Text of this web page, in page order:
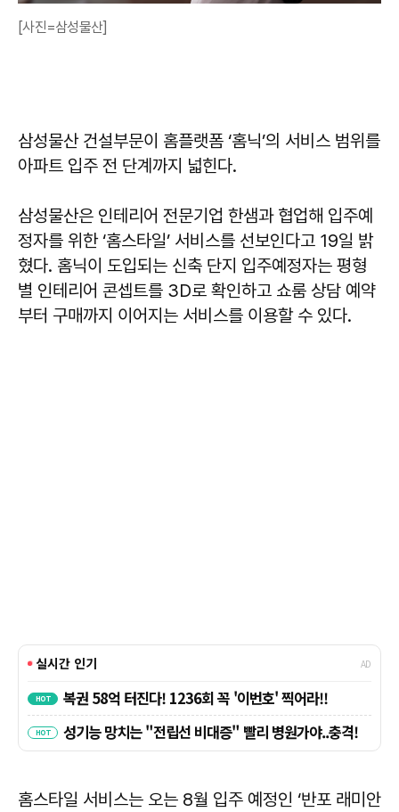
[사진=삼성물산]
삼성물산 건설부문이 홈플랫폼 ‘홈닉’의 서비스 범위를
아파트 입주 전 단계까지 넓힌다.
삼성물산은 인테리어 전문기업 한샘과 협업해 입주예
정자를 위한 ‘홈스타일’ 서비스를 선보인다고 19일 밝
혔다. 홈닉이 도입되는 신축 단지 입주예정자는 평형
별 인테리어 콘셉트를 3D로 확인하고 쇼룸 상담 예약
부터 구매까지 이어지는 서비스를 이용할 수 있다.
홈스타일 서비스는 오는 8월 입주 예정인 ‘반포 래미안